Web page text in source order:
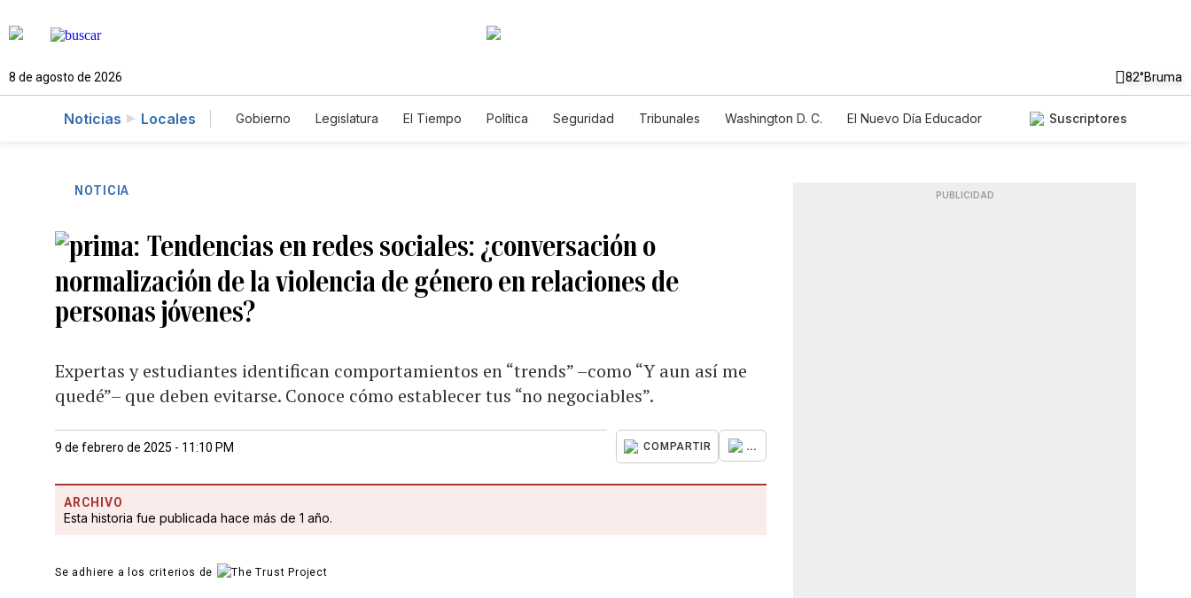
8 de agosto de 2026 82°Bruma
Noticias Locales Gobierno Legislatura El Tiempo Política Seguridad Tribunales Washington D. C.
El Nuevo Día Educador
Suscriptores
NOTICIA
Tendencias en redes sociales: ¿conversación o
normalización de la violencia de género en relaciones de
personas jóvenes?
Expertas y estudiantes identifican comportamientos en “trends” –como “Y aun así me
quedé”– que deben evitarse. Conoce cómo establecer tus “no negociables”.
9 de febrero de 2025 - 11:10 PM COMPARTIR ...
ARCHIVO
Esta historia fue publicada hace más de 1 año.
Se adhiere a los criterios de
PUBLICIDAD